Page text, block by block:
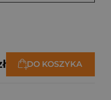
DO KOSZYKA